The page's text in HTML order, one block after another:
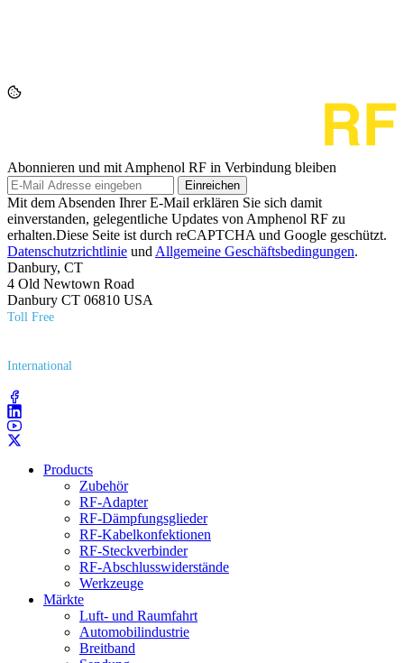
Abonnieren und mit Amphenol RF in Verbindung bleiben
Einreichen
Mit dem Absenden Ihrer E-Mail erklären Sie sich damit
einverstanden, gelegentliche Updates von Amphenol RF zu
erhalten.Diese Seite ist durch reCAPTCHA und Google geschützt.
Datenschutzrichtlinie und Allgemeine Geschäftsbedingungen.
Danbury, CT
4 Old Newtown Road
Danbury CT 06810 USA
Toll Free
International
Products
Zubehör
RF-Adapter
RF-Dämpfungsglieder
RF-Kabelkonfektionen
RF-Steckverbinder
RF-Abschlusswiderstände
Werkzeuge
Märkte
Luft- und Raumfahrt
Automobilindustrie
Breitband